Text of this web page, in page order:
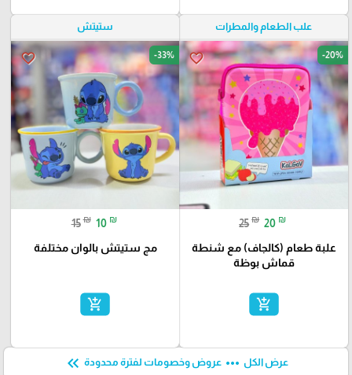
علب الطعام والمطرات
favorite_border -20%
25 ₪ 20 ₪
علبة طعام (كالجاف) مع شنطة
قماش بوظة
add_shopping_cart
ستيتش
favorite_border -33%
15 ₪ 10 ₪
مج ستيتش بالوان مختلفة
add_shopping_cart
عرض الكل more_horiz عروض وخصومات لفترة محدودة keyboard_double_arrow_left